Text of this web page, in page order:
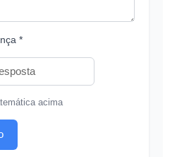
*
acima